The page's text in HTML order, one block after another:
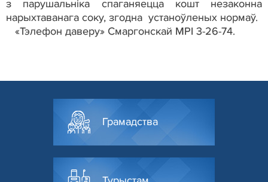
з парушальніка спаганяецца кошт незаконна
нарыхтаванага соку, згодна устаноўленых нормаў.
«Тэлефон даверу» Смаргонскай МРІ 3-26-74.
Грамадства